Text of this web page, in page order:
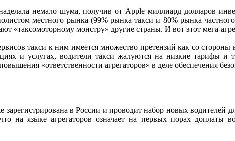
немало шума, получив от Apple миллиард долларов
местного рынка (99% рынка такси и 80% рынка
«таксомоторному монстру» другие страны. И вот этот мега-
такси к ним имеется множество претензий как со стороны
и услугах, водители такси жалуются на низкие тарифы и
«ответственности агрегаторов» в деле обеспечения
в России и проводит набор новых водителей
на языке агрегаторов означает на первых порах доплаты